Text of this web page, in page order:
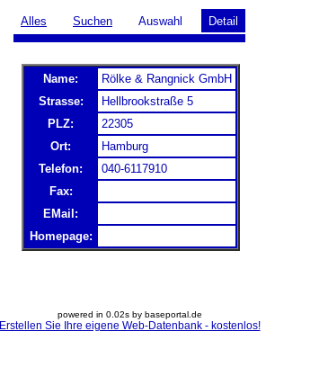
Alles Suchen Auswahl Detail
Name:
Rölke & Rangnick GmbH
Strasse:
Hellbrookstraße 5
PLZ:
22305
Ort:
Hamburg
Telefon:
040-6117910
Fax:
EMail:
Homepage:
powered in 0.02s by baseportal.de
Erstellen Sie Ihre eigene Web-Datenbank - kostenlos!